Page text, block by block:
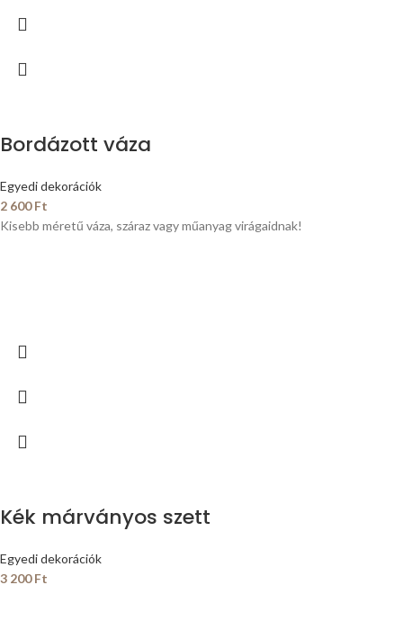
Bordázott váza
Egyedi dekorációk
2 600Ft
Kisebb méretű váza, száraz vagy műanyag virágaidnak!
Kék márványos szett
Egyedi dekorációk
3 200Ft